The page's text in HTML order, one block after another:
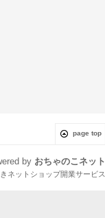
page top
by おちゃのこネット
ネットショップ開業サービス